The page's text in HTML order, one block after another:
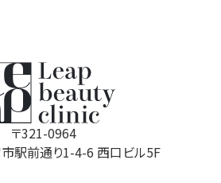
〒321-0964
駅前通り1-4-6 西口ビル5F